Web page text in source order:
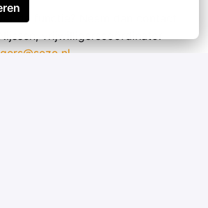
de functie? Neem dan contact
.